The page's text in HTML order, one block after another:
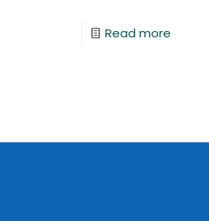
Read more